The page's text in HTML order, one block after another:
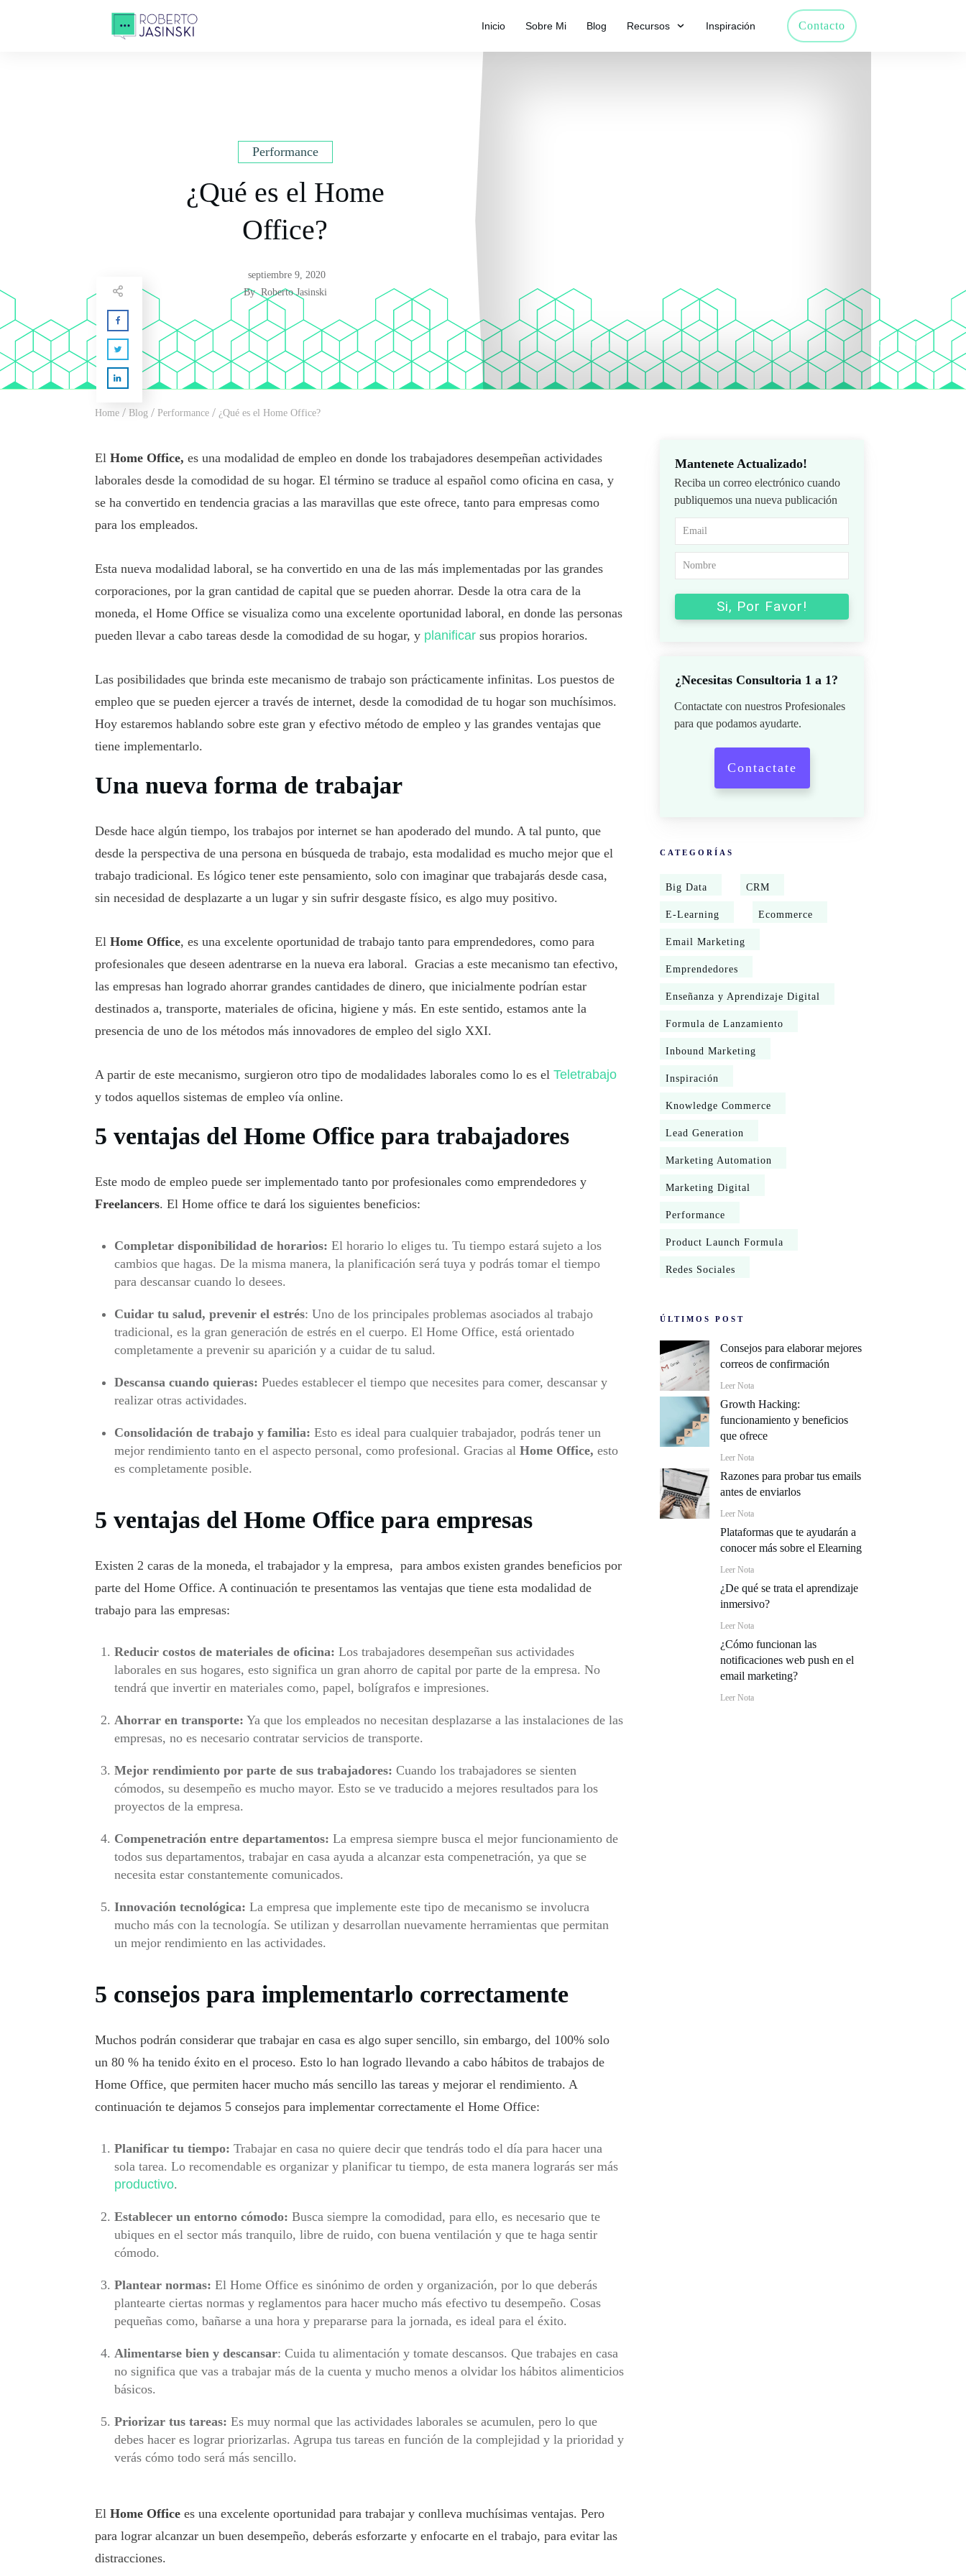
Inicio Sobre Mi Blog Recursos Inspiración Contacto
Performance
¿Qué es el Home
Office?
septiembre 9, 2020
ByRoberto Jasinski
Home / Blog / Performance / ¿Qué es el Home Office?
El Home Office, es una modalidad de empleo en donde los trabajadores desempeñan actividades
laborales desde la comodidad de su hogar. El término se traduce al español como oficina en casa, y
se ha convertido en tendencia gracias a las maravillas que este ofrece, tanto para empresas como
para los empleados.
Esta nueva modalidad laboral, se ha convertido en una de las más implementadas por las grandes
corporaciones, por la gran cantidad de capital que se pueden ahorrar. Desde la otra cara de la
moneda, el Home Office se visualiza como una excelente oportunidad laboral, en donde las personas
pueden llevar a cabo tareas desde la comodidad de su hogar, y planificar sus propios horarios.
Las posibilidades que brinda este mecanismo de trabajo son prácticamente infinitas. Los puestos de
empleo que se pueden ejercer a través de internet, desde la comodidad de tu hogar son muchísimos.
Hoy estaremos hablando sobre este gran y efectivo método de empleo y las grandes ventajas que
tiene implementarlo.
Una nueva forma de trabajar
Desde hace algún tiempo, los trabajos por internet se han apoderado del mundo. A tal punto, que
desde la perspectiva de una persona en búsqueda de trabajo, esta modalidad es mucho mejor que el
trabajo tradicional. Es lógico tener este pensamiento, solo con imaginar que trabajarás desde casa,
sin necesidad de desplazarte a un lugar y sin sufrir desgaste físico, es algo muy positivo.
El Home Office, es una excelente oportunidad de trabajo tanto para emprendedores, como para
profesionales que deseen adentrarse en la nueva era laboral. Gracias a este mecanismo tan efectivo,
las empresas han logrado ahorrar grandes cantidades de dinero, que inicialmente podrían estar
destinados a, transporte, materiales de oficina, higiene y más. En este sentido, estamos ante la
presencia de uno de los métodos más innovadores de empleo del siglo XXI.
A partir de este mecanismo, surgieron otro tipo de modalidades laborales como lo es el Teletrabajo
y todos aquellos sistemas de empleo vía online.
5 ventajas del Home Office para trabajadores
Este modo de empleo puede ser implementado tanto por profesionales como emprendedores y
Freelancers. El Home office te dará los siguientes beneficios:
Completar disponibilidad de horarios: El horario lo eliges tu. Tu tiempo estará sujeto a los
cambios que hagas. De la misma manera, la planificación será tuya y podrás tomar el tiempo
para descansar cuando lo desees.
Cuidar tu salud, prevenir el estrés: Uno de los principales problemas asociados al trabajo
tradicional, es la gran generación de estrés en el cuerpo. El Home Office, está orientado
completamente a prevenir su aparición y a cuidar de tu salud.
Descansa cuando quieras: Puedes establecer el tiempo que necesites para comer, descansar y
realizar otras actividades.
Consolidación de trabajo y familia: Esto es ideal para cualquier trabajador, podrás tener un
mejor rendimiento tanto en el aspecto personal, como profesional. Gracias al Home Office, esto
es completamente posible.
5 ventajas del Home Office para empresas
Existen 2 caras de la moneda, el trabajador y la empresa, para ambos existen grandes beneficios por
parte del Home Office. A continuación te presentamos las ventajas que tiene esta modalidad de
trabajo para las empresas:
Reducir costos de materiales de oficina: Los trabajadores desempeñan sus actividades
laborales en sus hogares, esto significa un gran ahorro de capital por parte de la empresa. No
tendrá que invertir en materiales como, papel, bolígrafos e impresiones.
Ahorrar en transporte: Ya que los empleados no necesitan desplazarse a las instalaciones de las
empresas, no es necesario contratar servicios de transporte.
Mejor rendimiento por parte de sus trabajadores: Cuando los trabajadores se sienten
cómodos, su desempeño es mucho mayor. Esto se ve traducido a mejores resultados para los
proyectos de la empresa.
Compenetración entre departamentos: La empresa siempre busca el mejor funcionamiento de
todos sus departamentos, trabajar en casa ayuda a alcanzar esta compenetración, ya que se
necesita estar constantemente comunicados.
Innovación tecnológica: La empresa que implemente este tipo de mecanismo se involucra
mucho más con la tecnología. Se utilizan y desarrollan nuevamente herramientas que permitan
un mejor rendimiento en las actividades.
5 consejos para implementarlo correctamente
Muchos podrán considerar que trabajar en casa es algo super sencillo, sin embargo, del 100% solo
un 80 % ha tenido éxito en el proceso. Esto lo han logrado llevando a cabo hábitos de trabajos de
Home Office, que permiten hacer mucho más sencillo las tareas y mejorar el rendimiento. A
continuación te dejamos 5 consejos para implementar correctamente el Home Office:
Planificar tu tiempo: Trabajar en casa no quiere decir que tendrás todo el día para hacer una
sola tarea. Lo recomendable es organizar y planificar tu tiempo, de esta manera lograrás ser más
productivo.
Establecer un entorno cómodo: Busca siempre la comodidad, para ello, es necesario que te
ubiques en el sector más tranquilo, libre de ruido, con buena ventilación y que te haga sentir
cómodo.
Plantear normas: El Home Office es sinónimo de orden y organización, por lo que deberás
plantearte ciertas normas y reglamentos para hacer mucho más efectivo tu desempeño. Cosas
pequeñas como, bañarse a una hora y prepararse para la jornada, es ideal para el éxito.
Alimentarse bien y descansar: Cuida tu alimentación y tomate descansos. Que trabajes en casa
no significa que vas a trabajar más de la cuenta y mucho menos a olvidar los hábitos alimenticios
básicos.
Priorizar tus tareas: Es muy normal que las actividades laborales se acumulen, pero lo que
debes hacer es lograr priorizarlas. Agrupa tus tareas en función de la complejidad y la prioridad y
verás cómo todo será más sencillo.
El Home Office es una excelente oportunidad para trabajar y conlleva muchísimas ventajas. Pero
para lograr alcanzar un buen desempeño, deberás esforzarte y enfocarte en el trabajo, para evitar las
distracciones.
Mantenete Actualizado!
Reciba un correo electrónico cuando
publiquemos una nueva publicación
Si, Por Favor!
¿Necesitas Consultoria 1 a 1?
Contactate con nuestros Profesionales
para que podamos ayudarte.
Contactate
CATEGORÍAS
Big Data CRM
E-Learning Ecommerce
Email Marketing
Emprendedores
Enseñanza y Aprendizaje Digital
Formula de Lanzamiento
Inbound Marketing
Inspiración
Knowledge Commerce
Lead Generation
Marketing Automation
Marketing Digital
Performance
Product Launch Formula
Redes Sociales
ÚLTIMOS POST
Consejos para elaborar mejores
correos de confirmación
Leer Nota
Growth Hacking:
funcionamiento y beneficios
que ofrece
Leer Nota
Razones para probar tus emails
antes de enviarlos
Leer Nota
Plataformas que te ayudarán a
conocer más sobre el Elearning
Leer Nota
¿De qué se trata el aprendizaje
inmersivo?
Leer Nota
¿Cómo funcionan las
notificaciones web push en el
email marketing?
Leer Nota